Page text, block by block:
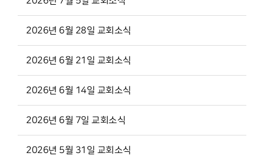
2026년 6월 28일 교회소식
2026년 6월 21일 교회소식
2026년 6월 14일 교회소식
2026년 6월 7일 교회소식
2026년 5월 31일 교회소식